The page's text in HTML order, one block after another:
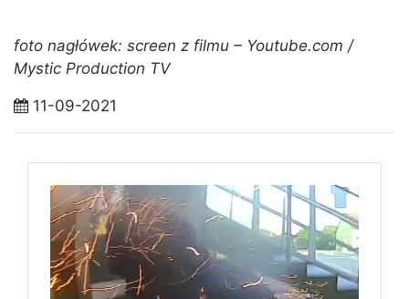
foto nagłówek: screen z filmu – Youtube.com /
Mystic Production TV
11-09-2021